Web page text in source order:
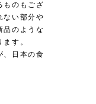
ものもござ
ない部分や
品のような
す。
、日本の食